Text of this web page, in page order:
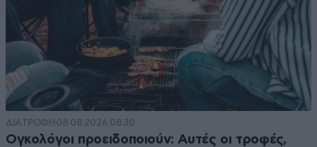
ΔΙΑΤΡΟΦΗ 08·08·2026 08:30
Ογκολόγοι προειδοποιούν: Αυτές οι τροφές,